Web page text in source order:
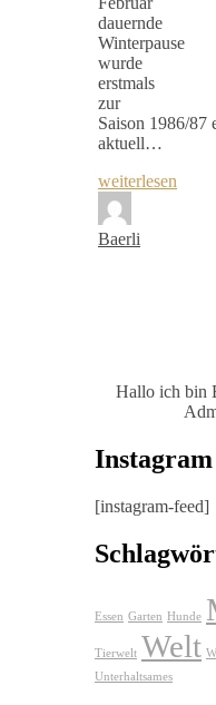
dauernde
Winterpause
wurde
erstmals
zur
Saison 1986/87
aktuell…
weiterlesen
Baerli
Hallo ich bin
Instagram
[instagram-feed]
Essen Garten Hunde
Tierwelt Welt
Unterhaltsames